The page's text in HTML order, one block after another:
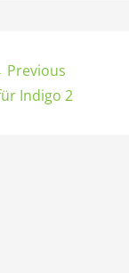
Previous
Indigo 2